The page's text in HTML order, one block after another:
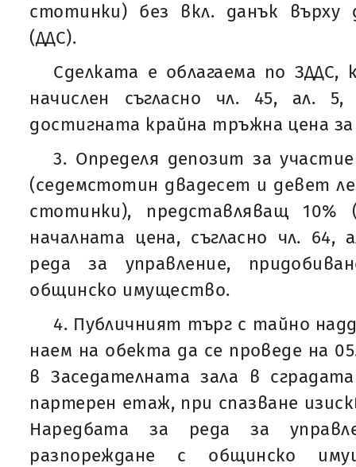
стотинки) без вкл. данък върху
(ДДС).
Сделката е облагаема по
начислен съгласно чл. 45, ал.
достигната крайна тръжна цена
3. Определя депозит за
(седемстотин двадесет и девет
стотинки), представляващ
началната цена, съгласно чл.
реда за управление,
общинско имущество.
4. Публичният търг с тайно
наем на обекта да се проведе на
в Заседателната зала в
партерен етаж, при спазване
Наредбата за реда за
разпореждане с общинско